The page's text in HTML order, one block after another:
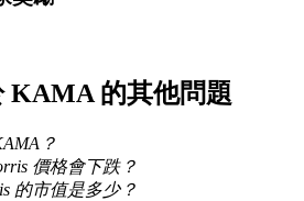
KAMA 的其他問題
？
價格會下跌？
的市值是多少？